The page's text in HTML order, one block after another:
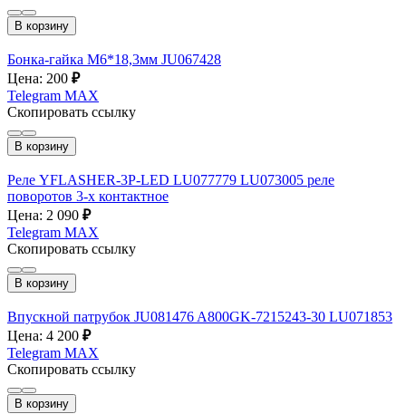
В корзину
Бонка-гайка М6*18,3мм JU067428
Цена: 200 ₽
Telegram MAX
Скопировать ссылку
В корзину
Реле YFLASHER-3P-LED LU077779 LU073005 реле
поворотов 3-х контактное
Цена: 2 090 ₽
Telegram MAX
Скопировать ссылку
В корзину
Впускной патрубок JU081476 A800GK-7215243-30 LU071853
Цена: 4 200 ₽
Telegram MAX
Скопировать ссылку
В корзину